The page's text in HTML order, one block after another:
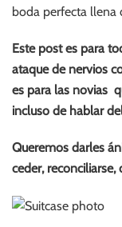
boda perfecta llena
Este post es para
ataque de nervios
es para las novias
incluso de hablar
Queremos darles
ceder, reconciliarse,